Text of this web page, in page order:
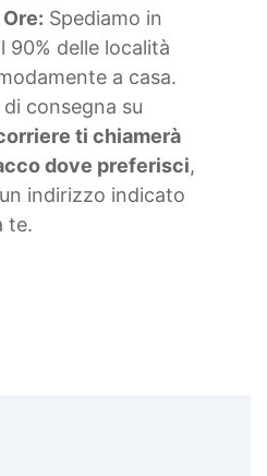
Spediamo in
90% delle località
a casa.
consegna su
ti chiamerà
dove preferisci,
indirizzo indicato
te.